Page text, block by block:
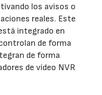
los avisos o
reales. Este
integrado en
de forma
de forma
de vídeo NVR